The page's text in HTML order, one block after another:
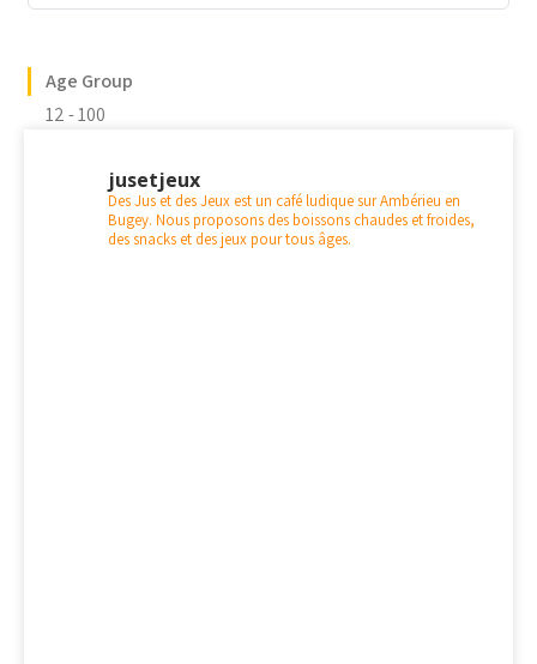
Age Group
12 - 100
jusetjeux
Des Jus et des Jeux est un café ludique sur Ambérieu en
Bugey. Nous proposons des boissons chaudes et froides,
des snacks et des jeux pour tous âges.